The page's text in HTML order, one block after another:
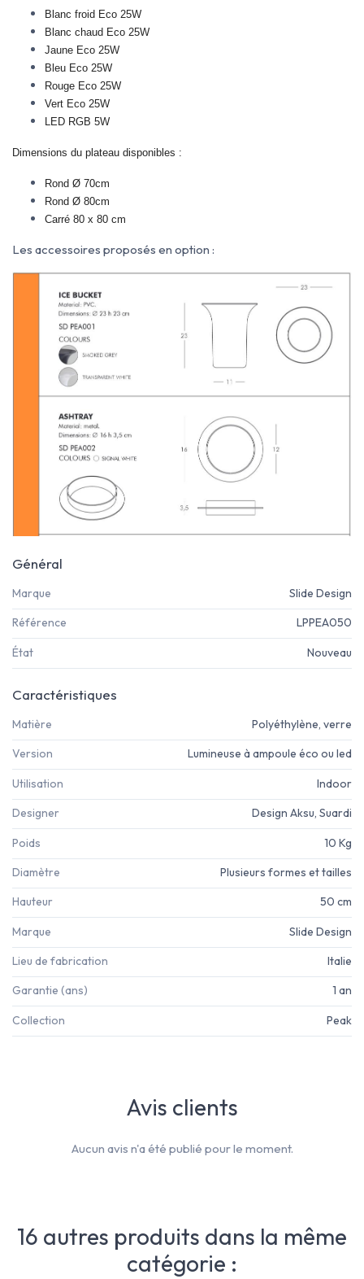
Blanc froid Eco 25W
Blanc chaud Eco 25W
Jaune Eco 25W
Bleu Eco 25W
Rouge Eco 25W
Vert Eco 25W
LED RGB 5W
Dimensions du plateau disponibles :
Rond Ø 70cm
Rond Ø 80cm
Carré 80 x 80 cm
Les accessoires proposés en option :
Général
Marque Slide Design
Référence LPPEA050
État Nouveau
Caractéristiques
Matière Polyéthylène, verre
Version Lumineuse à ampoule éco ou led
Utilisation Indoor
Designer Design Aksu, Suardi
Poids 10 Kg
Diamètre Plusieurs formes et tailles
Hauteur 50 cm
Marque Slide Design
Lieu de fabrication Italie
Garantie (ans) 1 an
Collection Peak
Avis clients
Aucun avis n'a été publié pour le moment.
16 autres produits dans la même
catégorie :